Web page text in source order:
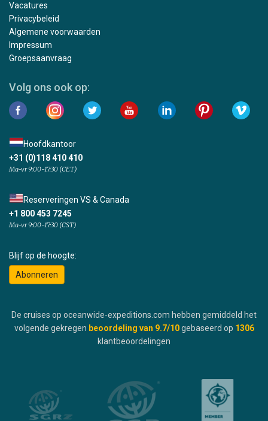
Vacatures
Privacybeleid
Algemene voorwaarden
Impressum
Groepsaanvraag
Volg ons ook op:
Hoofdkantoor
+31 (0)118 410 410
Ma-vr 9:00-17:30 (CET)
Reserveringen VS & Canada
+1 800 453 7245
Ma-vr 9:00-17:30 (CST)
Blijf op de hoogte:
Abonneren
De cruises op oceanwide-expeditions.com hebben gemiddeld het
volgende gekregen beoordeling van 9.7/10 gebaseerd op 1306
klantbeoordelingen